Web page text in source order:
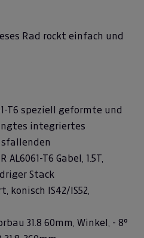
Rad rockt einfach und
T6 speziell geformte und
integriertes
AL6061-T6 Gabel, 1.5T,
Stack
konisch IS42/IS52,
31.8 60mm, Winkel, - 8°